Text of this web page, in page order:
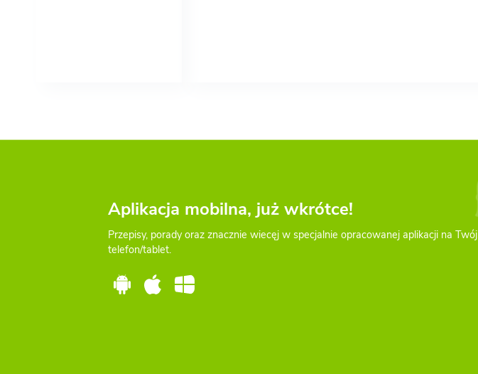
Aplikacja mobilna, już wkrótce!
Przepisy, porady oraz znacznie wiecęj w specjalnie opracowanej aplikacji na Twój
telefon/tablet.